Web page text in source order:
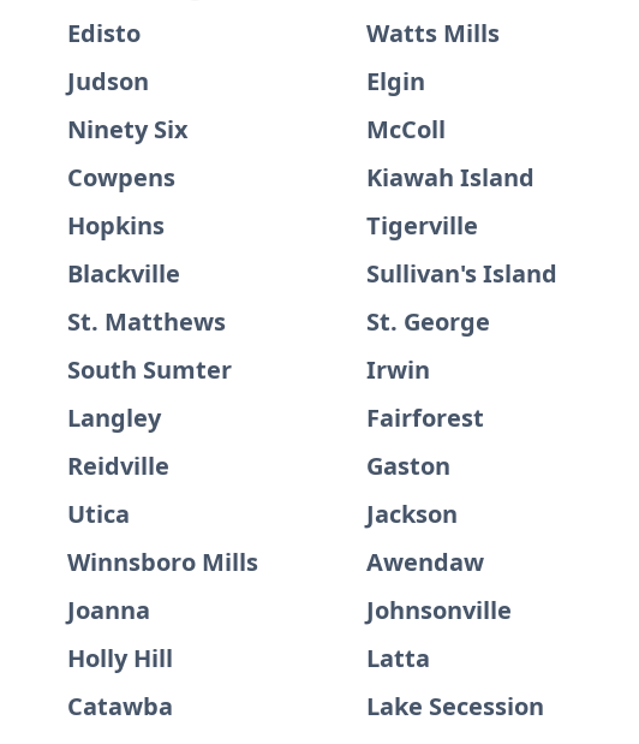
Edisto
Watts Mills
Judson
Elgin
Ninety Six
McColl
Cowpens
Kiawah Island
Hopkins
Tigerville
Blackville
Sullivan's Island
St. Matthews
St. George
South Sumter
Irwin
Langley
Fairforest
Reidville
Gaston
Utica
Jackson
Winnsboro Mills
Awendaw
Joanna
Johnsonville
Holly Hill
Latta
Catawba
Lake Secession